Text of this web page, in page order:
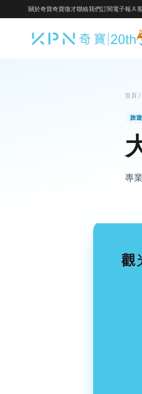
關於奇寶奇寶徵才聯絡我們訂閱電子報
首頁 /
旅
專